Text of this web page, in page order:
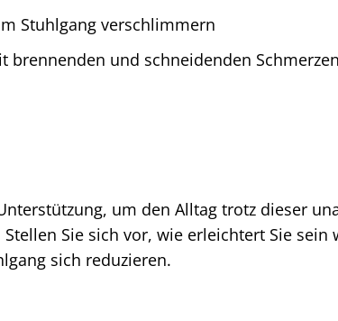
Stuhlgang verschlimmern
brennenden und schneidenden
um den Alltag trotz dieser
Sie sich vor, wie erleichtert Sie sein
sich reduzieren.